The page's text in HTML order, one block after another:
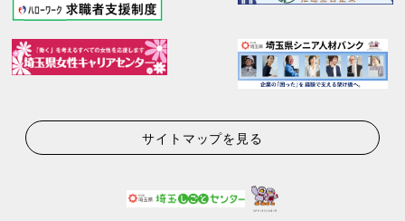
サイトマップを見る